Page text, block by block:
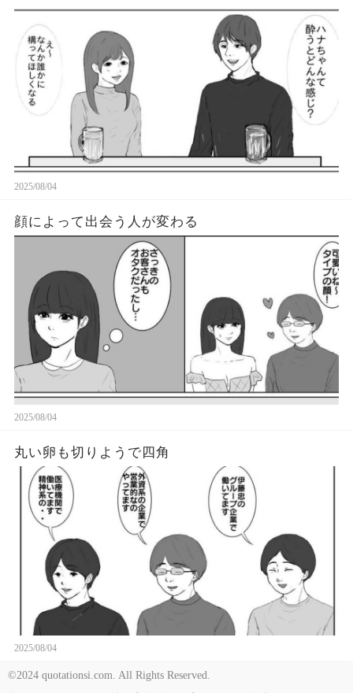
2025/08/04
顔によって出会う人が変わる
2025/08/04
丸い卵も切りようで四角
2025/08/04
©2024 quotationsi.com. All Rights Reserved.